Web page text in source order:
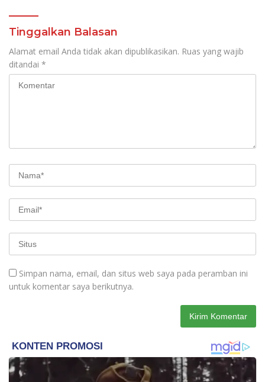
Tinggalkan Balasan
Alamat email Anda tidak akan dipublikasikan. Ruas yang wajib
ditandai *
Simpan nama, email, dan situs web saya pada peramban ini
untuk komentar saya berikutnya.